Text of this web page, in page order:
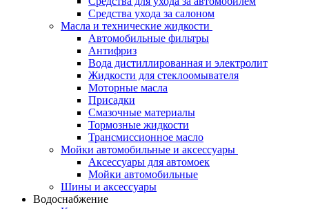
Средства ухода за салоном
Масла и технические жидкости
Автомобильные фильтры
Антифриз
Вода дистиллированная и электролит
Жидкости для стеклоомывателя
Моторные масла
Присадки
Смазочные материалы
Тормозные жидкости
Трансмиссионное масло
Мойки автомобильные и аксессуары
Аксессуары для автомоек
Мойки автомобильные
Шины и аксессуары
Водоснабжение